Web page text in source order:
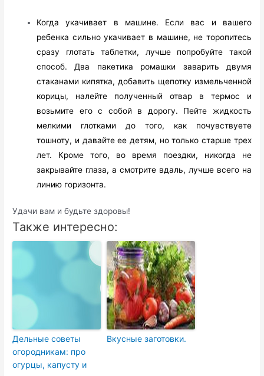
Когда укачивает в машине. Если вас и вашего
ребенка сильно укачивает в машине, не торопитесь
сразу глотать таблетки, лучше попробуйте такой
способ. Два пакетика ромашки заварить двумя
стаканами кипятка, добавить щепотку измельченной
корицы, налейте полученный отвар в термос и
возьмите его с собой в дорогу. Пейте жидкость
мелкими глотками до того, как почувствуете
тошноту, и давайте ее детям, но только старше трех
лет. Кроме того, во время поездки, никогда не
закрывайте глаза, а смотрите вдаль, лучше всего на
линию горизонта.
Удачи вам и будьте здоровы!
Также интересно:
Дельные советы
огородникам: про
огурцы, капусту и
Вкусные заготовки.